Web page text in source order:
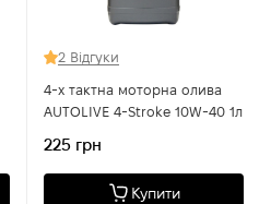
2 Відгуки
4-х тактна моторна олива
AUTOLIVE 4-Stroke 10W-40 1л
225 грн
Купити